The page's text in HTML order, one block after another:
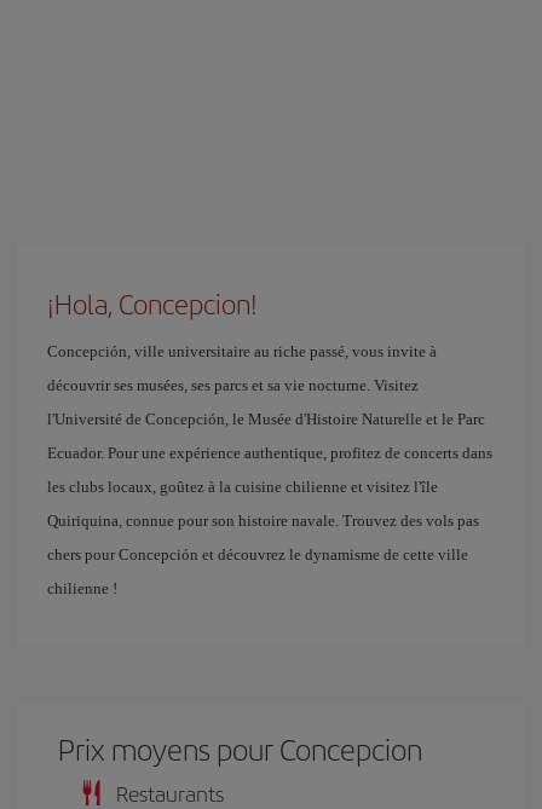
¡Hola, Concepcion!
Concepción, ville universitaire au riche passé, vous invite à
découvrir ses musées, ses parcs et sa vie nocturne. Visitez
l'Université de Concepción, le Musée d'Histoire Naturelle et le Parc
Ecuador. Pour une expérience authentique, profitez de concerts dans
les clubs locaux, goûtez à la cuisine chilienne et visitez l'île
Quiriquina, connue pour son histoire navale. Trouvez des vols pas
chers pour Concepción et découvrez le dynamisme de cette ville
chilienne !
Prix ​​moyens pour Concepcion
Restaurants